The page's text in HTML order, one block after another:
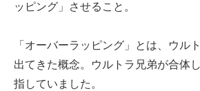
ッピング」させること。
「オーバーラッピング」とは、ウル
出てきた概念。ウルトラ兄弟が合体
指していました。